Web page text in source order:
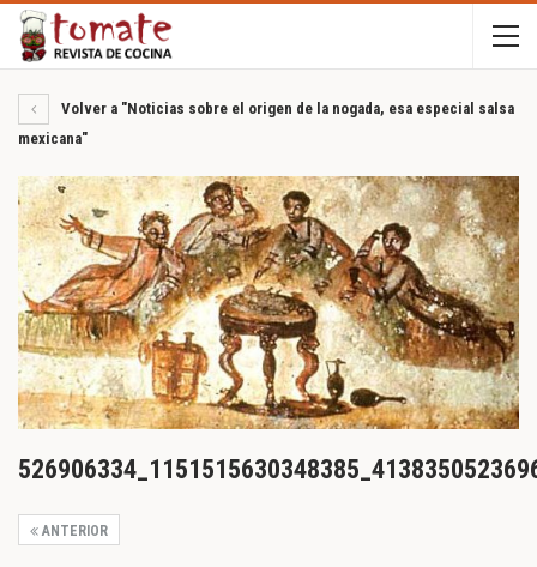
Volver a "Noticias sobre el origen de la nogada, esa especial salsa
mexicana"
ANTERIOR